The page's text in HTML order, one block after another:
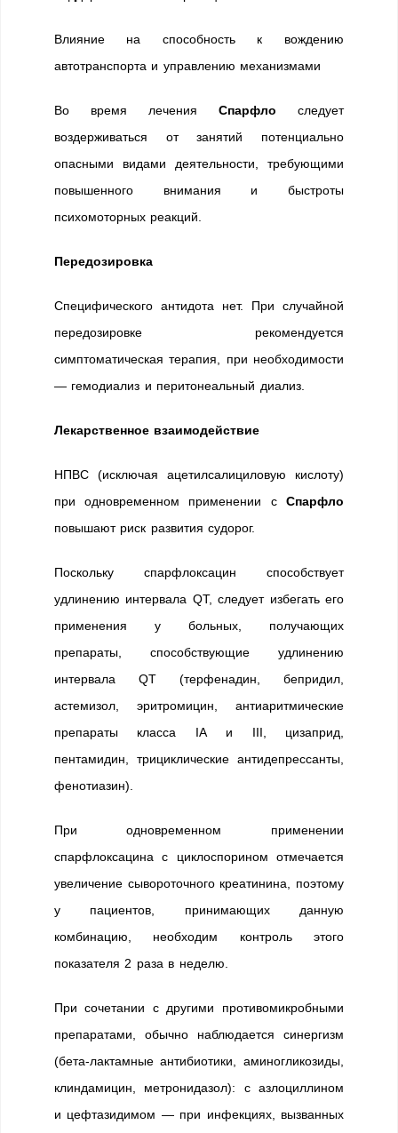
Влияние на способность к вождению
автотранспорта и управлению механизмами
Во время лечения Спарфло следует
воздерживаться от занятий потенциально
опасными видами деятельности, требующими
повышенного внимания и быстроты
психомоторных реакций.
Передозировка
Специфического антидота нет. При случайной
передозировке рекомендуется
симптоматическая терапия, при необходимости
— гемодиализ и перитонеальный диализ.
Лекарственное взаимодействие
НПВС (исключая ацетилсалициловую кислоту)
при одновременном применении с Спарфло
повышают риск развития судорог.
Поскольку спарфлоксацин способствует
удлинению интервала QT, следует избегать его
применения у больных, получающих
препараты, способствующие удлинению
интервала QT (терфенадин, бепридил,
астемизол, эритромицин, антиаритмические
препараты класса IА и III, цизаприд,
пентамидин, трициклические антидепрессанты,
фенотиазин).
При одновременном применении
спарфлоксацина с циклоспорином отмечается
увеличение сывороточного креатинина, поэтому
у пациентов, принимающих данную
комбинацию, необходим контроль этого
показателя 2 раза в неделю.
При сочетании с другими противомикробными
препаратами, обычно наблюдается синергизм
(бета-лактамные антибиотики, аминогликозиды,
клиндамицин, метронидазол): с азлоциллином
и цефтазидимом — при инфекциях, вызванных